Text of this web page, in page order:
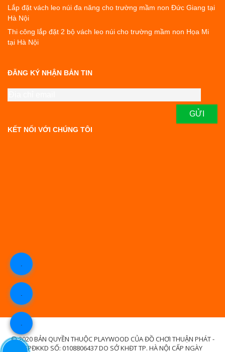
Lắp đặt vách leo núi đa năng cho trường mầm non Đức Giang tại
Hà Nội
Thi công lắp đặt 2 bộ vách leo núi cho trường mầm non Họa Mi
tại Hà Nội
ĐĂNG KÝ NHẬN BẢN TIN
KẾT NỐI VỚI CHÚNG TÔI
© 2020 BẢN QUYỀN THUỘC PLAYWOOD CỦA ĐỒ CHƠI THUẬN PHÁT -
GPĐKKD SỐ: 0108806437 DO SỞ KHĐT TP. HÀ NỘI CẤP NGÀY
.
.
.